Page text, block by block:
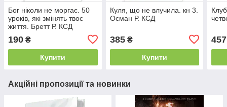
Бог ніколи не моргає. 50
уроків, які змінять твоє
життя. Бретт Р. КСД
190 ₴
Купити
Куля, що не влучила. кн 3.
Осман Р. КСД
385₴
Купити
457
Акційні пропозиції та новинки